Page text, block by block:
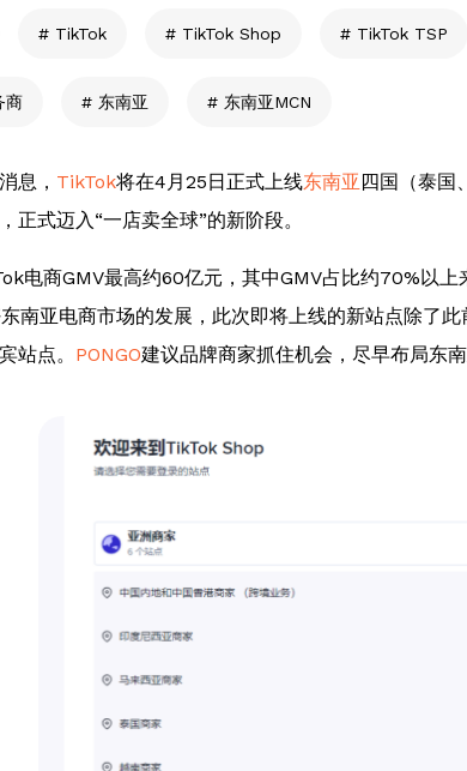
TikTok TikTok Shop TikTok TSP
商 东南亚 东南亚MCN
息， TikTok将在4月25日正式上线东南亚 四国（泰国
正式迈入“一店卖全球”的新阶段。
电商GMV最高约60亿元，其中GMV占比约70%以
南亚电商市场的发展，此次即将上线的新站点除了
站点。 PONGO建议品牌商家抓住机会，尽早布局东南